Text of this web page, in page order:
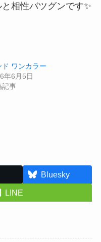
相性バツグンです✨
ド ワンカラー
年6月5日
記事
Bluesky
LINE